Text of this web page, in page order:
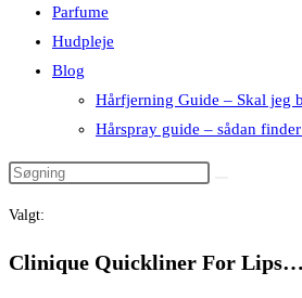
Parfume
Hudpleje
Blog
Hårfjerning Guide – Skal jeg
Hårspray guide – sådan
Valgt:
Clinique Quickliner For Lips…